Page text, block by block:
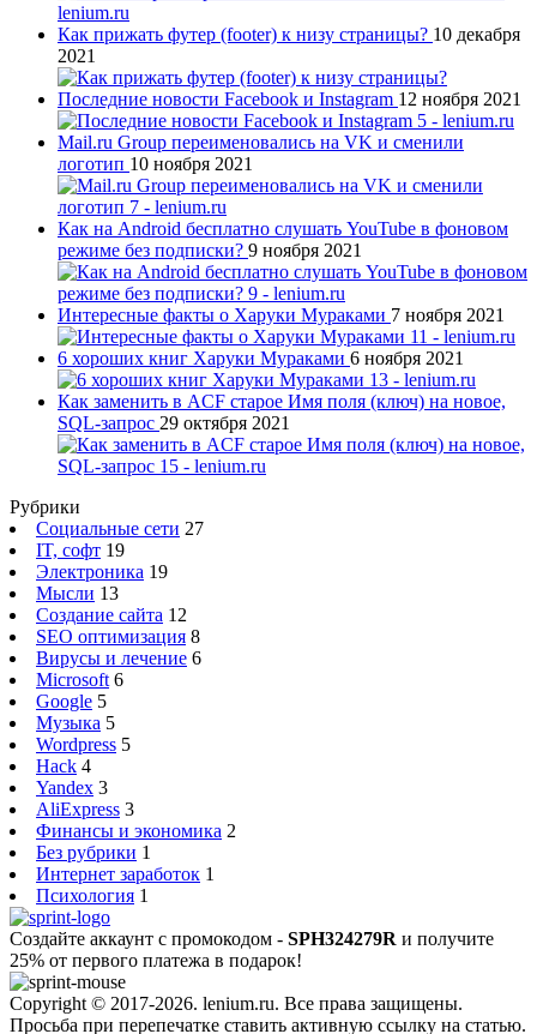
Как прижать футер (footer) к низу страницы? 10 декабря
2021
Последние новости Facebook и Instagram 12 ноября 2021
Mail.ru Group переименовались на VK и сменили
логотип 10 ноября 2021
Как на Android бесплатно слушать YouTube в фоновом
режиме без подписки? 9 ноября 2021
Интересные факты о Харуки Мураками 7 ноября 2021
6 хороших книг Харуки Мураками 6 ноября 2021
Как заменить в ACF старое Имя поля (ключ) на новое,
SQL-запрос 29 октября 2021
Рубрики
Социальные сети 27
IT, софт 19
Электроника 19
Мысли 13
Создание сайта 12
SEO оптимизация 8
Вирусы и лечение 6
Microsoft 6
Google 5
Музыка 5
Wordpress 5
Hack 4
Yandex 3
AliExpress 3
Финансы и экономика 2
Без рубрики 1
Интернет заработок 1
Психология 1
Создайте аккаунт с промокодом - SPH324279R и получите
25% от первого платежа в подарок!
Copyright © 2017-2026. lenium.ru. Все права защищены.
Просьба при перепечатке ставить активную ссылку на статью.